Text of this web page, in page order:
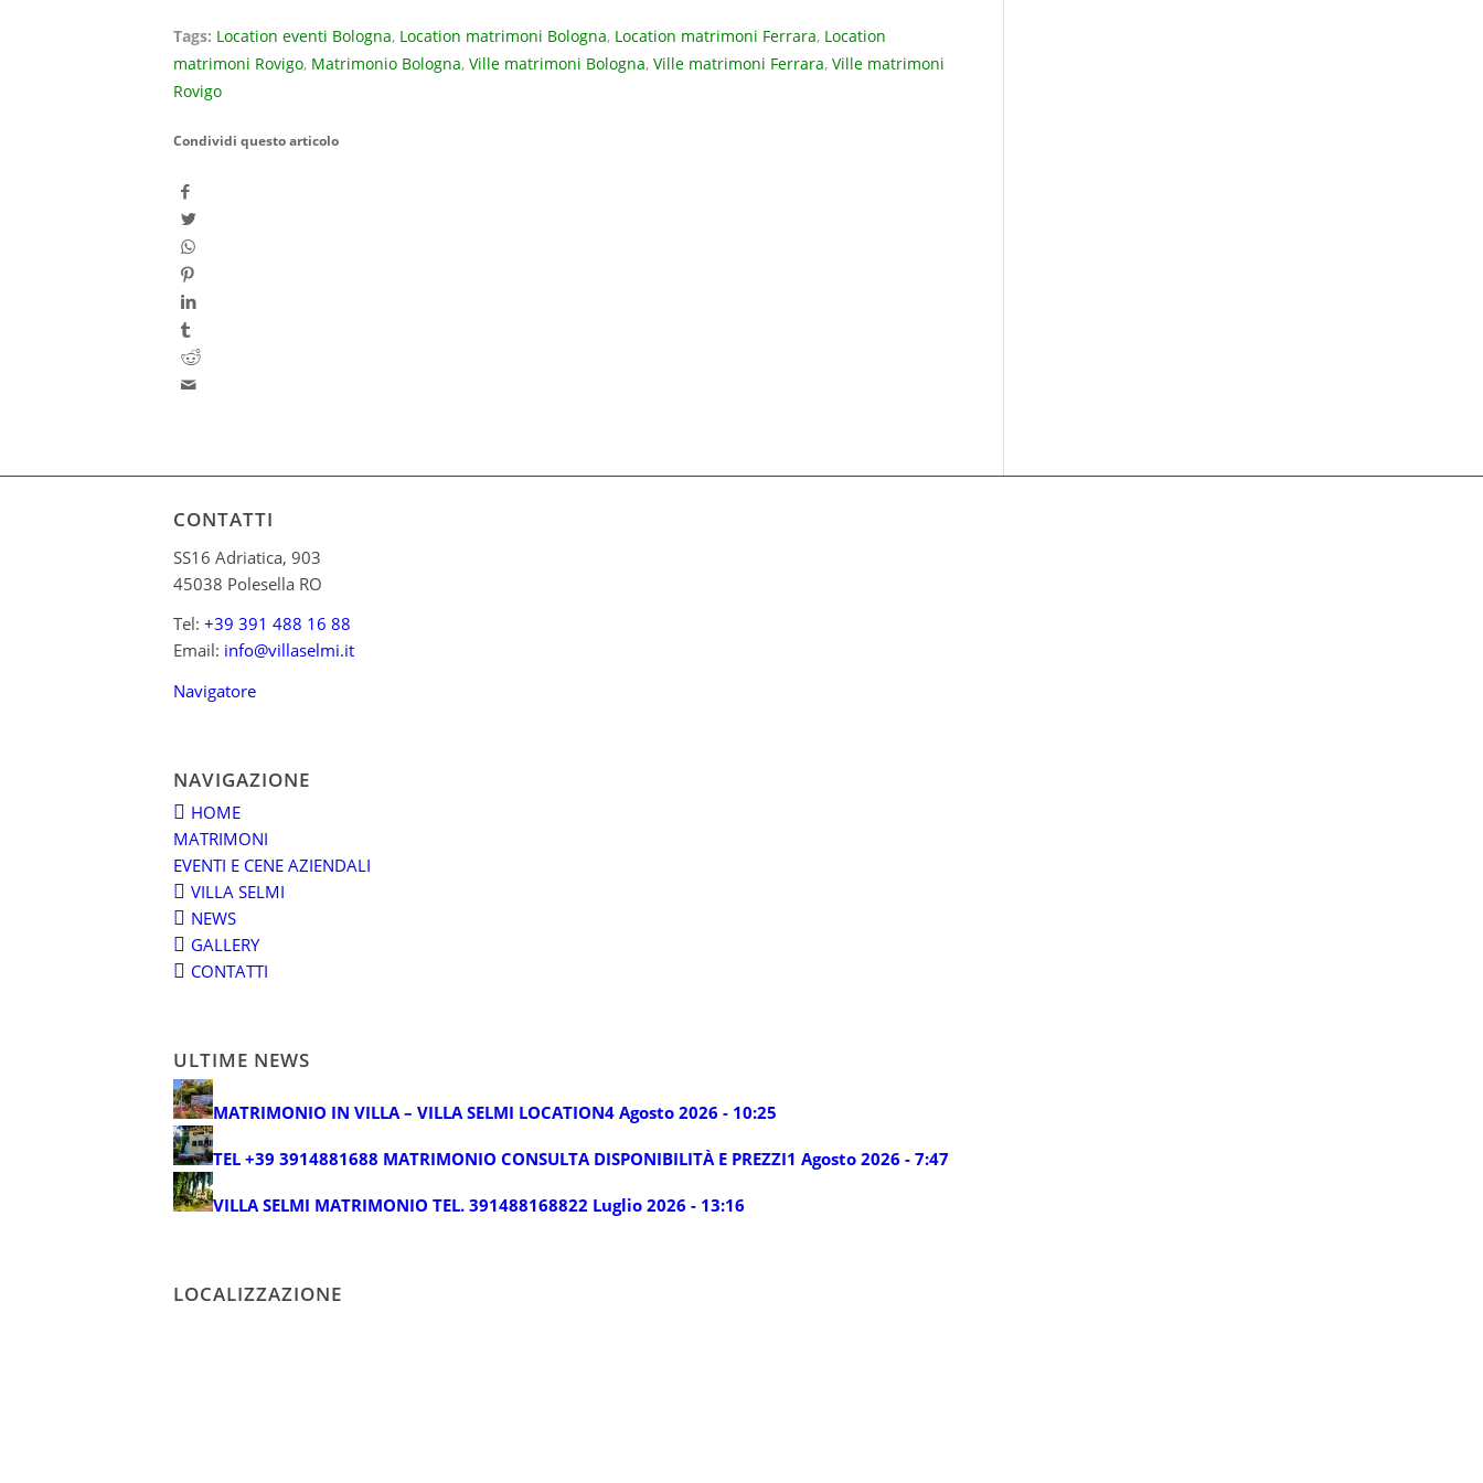
Tags: Location eventi Bologna, Location matrimoni Bologna, Location matrimoni Ferrara, Location
matrimoni Rovigo, Matrimonio Bologna, Ville matrimoni Bologna, Ville matrimoni Ferrara, Ville matrimoni
Rovigo
Condividi questo articolo
CONTATTI
SS16 Adriatica, 903
45038 Polesella RO
Tel: +39 391 488 16 88
Email: info@villaselmi.it
Navigatore
NAVIGAZIONE
HOME
MATRIMONI
EVENTI E CENE AZIENDALI
VILLA SELMI
NEWS
GALLERY
CONTATTI
ULTIME NEWS
MATRIMONIO IN VILLA – VILLA SELMI LOCATION4 Agosto 2026 - 10:25
TEL +39 3914881688 MATRIMONIO CONSULTA DISPONIBILITÀ E PREZZI1 Agosto 2026 - 7:47
VILLA SELMI MATRIMONIO TEL. 391488168822 Luglio 2026 - 13:16
LOCALIZZAZIONE